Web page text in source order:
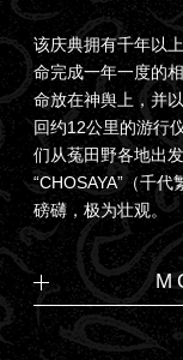
该庆典拥有千年以
命完成一年一度的
命放在神舆上，并
回约12公里的游行
们从菟田野各地出
“CHOSAYA”（千
磅礴，极为壮观。